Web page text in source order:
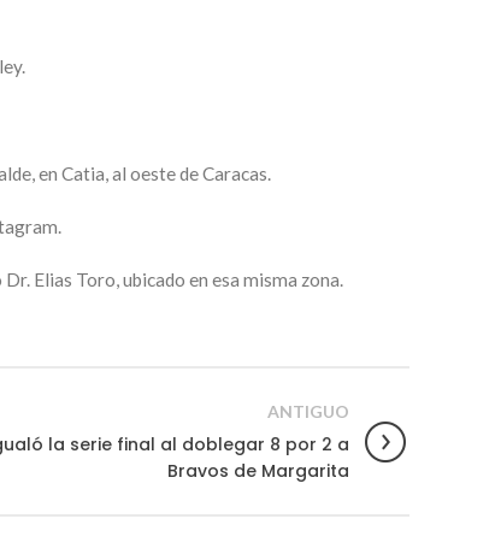
en Catia, al oeste de Caracas.
Elias Toro, ubicado en esa misma zona.
ANTIGUO
la serie final al doblegar 8 por 2 a
Bravos de Margarita